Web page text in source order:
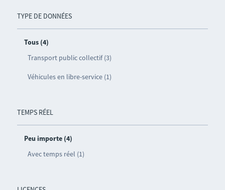
TYPE DE DONNÉES
Tous (4)
Transport public collectif (3)
Véhicules en libre-service (1)
TEMPS RÉEL
Peu importe (4)
Avec temps réel (1)